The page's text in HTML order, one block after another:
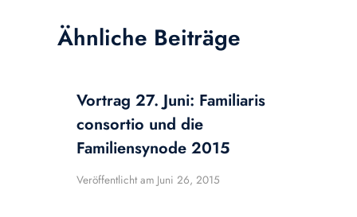
Ähnliche Beiträge
Vortrag 27. Juni: Familiaris
consortio und die
Familiensynode 2015
Veröffentlicht am Juni 26, 2015